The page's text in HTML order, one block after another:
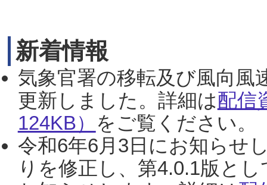
新着情報
気象官署の移転及び風向風
更新しました。詳細は配信
124KB） をご覧ください。
令和6年6月3日にお知らせ
りを修正し、第4.0.1版と